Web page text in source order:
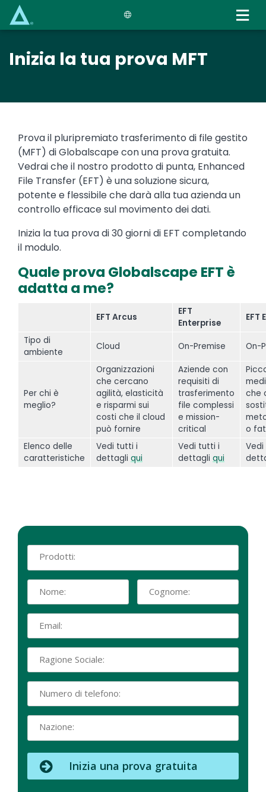
Inizia la tua prova MFT
Prova il pluripremiato trasferimento di file gestito
(MFT) di Globalscape con una prova gratuita.
Vedrai che il nostro prodotto di punta, Enhanced
File Transfer (EFT) è una soluzione sicura,
potente e flessibile che darà alla tua azienda un
controllo efficace sul movimento dei dati.
Inizia la tua prova di 30 giorni di EFT completando
il modulo.
Quale prova Globalscape EFT è
adatta a me?
EFT Arcus
EFT
Enterprise
EFT
Tipo di
ambiente
Cloud On-Premise On-
Per chi è
meglio?
Organizzazioni
che cercano
agilità, elasticità
e risparmi sui
costi che il cloud
può fornire
Aziende con
requisiti di
trasferimento
file complessi
e mission-
critical
che
o
Elenco delle
caratteristiche
Vedi tutti i
dettagli qui
Vedi tutti i
dettagli qui